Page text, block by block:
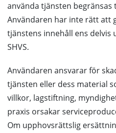
använda tjänsten
Användaren har inte rätt att
tjänstens innehåll ens
SHVS.
Användaren ansvarar för
tjänsten eller dess material
villkor, lagstiftning,
praxis orsakar
Om upphovsrättslig